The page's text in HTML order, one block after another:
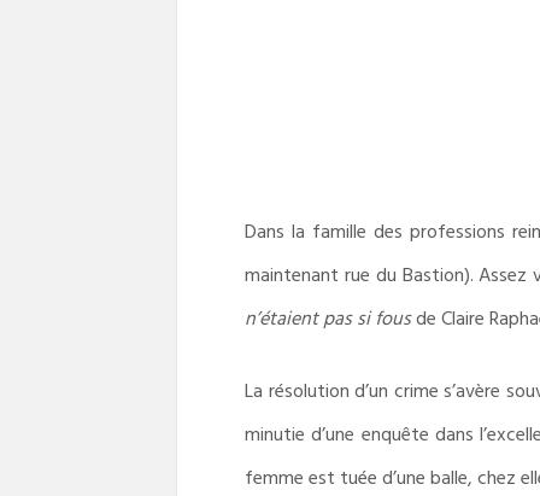
Dans la famille des professions
maintenant rue du Bastion).
n’étaient pas si fousde Claire
La résolution d’un crime s’avère
minutie d’une enquête dans
femme est tuée d’une balle, chez